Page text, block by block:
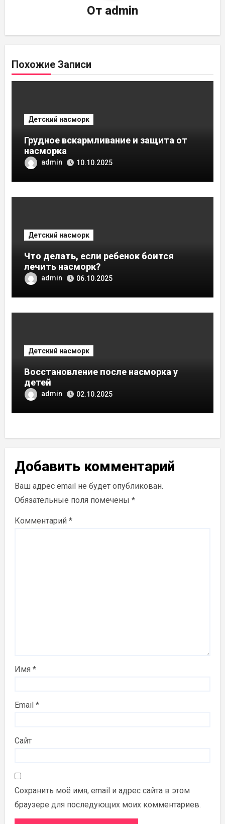
От admin
Похожие Записи
Детский насморк
Грудное вскармливание и защита от
насморка
admin 10.10.2025
Детский насморк
Что делать, если ребенок боится
лечить насморк?
admin 06.10.2025
Детский насморк
Восстановление после насморка у
детей
admin 02.10.2025
Добавить комментарий
Ваш адрес email не будет опубликован.
Обязательные поля помечены*
Комментарий*
Имя*
Email*
Сайт
Сохранить моё имя, email и адрес сайта в этом
браузере для последующих моих комментариев.